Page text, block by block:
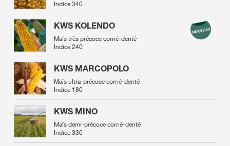
Indice 340
KWS KOLENDO
Maïs très précoce corné-denté
Indice 240
KWS MARCOPOLO
Maïs ultra-précoce corné-denté
Indice 180
KWS MINO
Maïs demi-précoce corné-denté
Indice 330